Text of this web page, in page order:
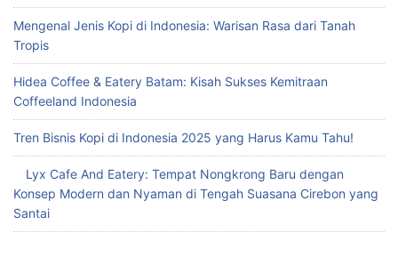
Mengenal Jenis Kopi di Indonesia: Warisan Rasa dari Tanah
Tropis
Hidea Coffee & Eatery Batam: Kisah Sukses Kemitraan
Coffeeland Indonesia
Tren Bisnis Kopi di Indonesia 2025 yang Harus Kamu Tahu!
Lyx Cafe And Eatery: Tempat Nongkrong Baru dengan
Konsep Modern dan Nyaman di Tengah Suasana Cirebon yang
Santai